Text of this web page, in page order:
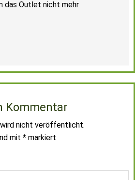
das Outlet nicht mehr
Kommentar
nicht veröffentlicht.
mit * markiert